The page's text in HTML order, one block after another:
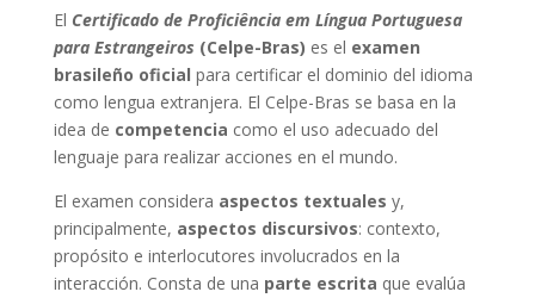
El Certificado de Proficiência em Língua Portuguesa
para Estrangeiros (Celpe-Bras) es el examen
brasileño oficial para certificar el dominio del idioma
como lengua extranjera. El Celpe-Bras se basa en la
idea de competencia como el uso adecuado del
lenguaje para realizar acciones en el mundo.
El examen considera aspectos textuales y,
principalmente, aspectos discursivos: contexto,
propósito e interlocutores involucrados en la
interacción. Consta de una parte escrita que evalúa